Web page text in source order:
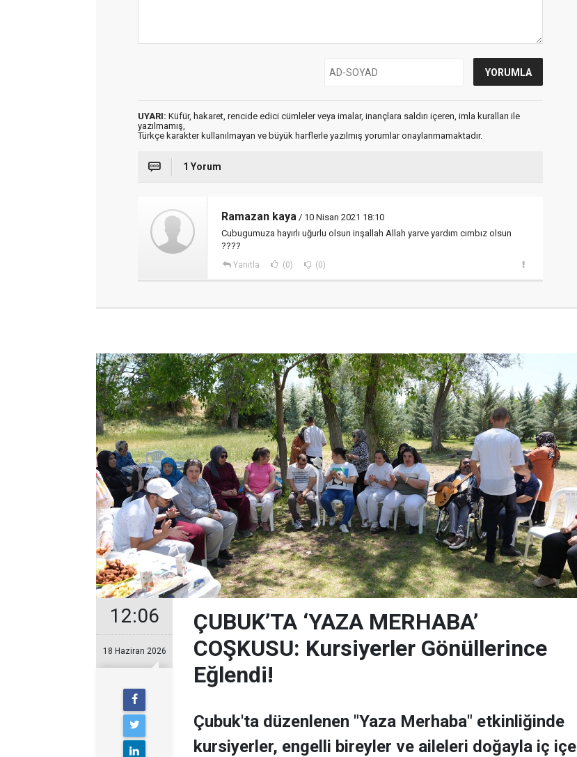
UYARI: Küfür, hakaret, rencide edici cümleler veya imalar, inançlara saldırı içeren, imla kuralları ile
yazılmamış,
Türkçe karakter kullanılmayan ve büyük harflerle yazılmış yorumlar onaylanmamaktadır.
1 Yorum
Ramazan kaya / 10 Nisan 2021 18:10
Cubugumuza hayırlı uğurlu olsun inşallah Allah yarve yardım cımbız olsun
????
Yanıtla (0) (0)
12:06
18 Haziran 2026
ÇUBUK’TA ‘YAZA MERHABA’
COŞKUSU: Kursiyerler Gönüllerince
Eğlendi!
Çubuk'ta düzenlenen "Yaza Merhaba" etkinliğinde
kursiyerler, engelli bireyler ve aileleri doğayla iç içe